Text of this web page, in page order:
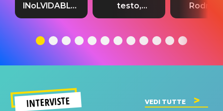
INoLVIDABLE”:
testo,
significato
testo,
traduzione e
del singolo
testo,
INTERVISTE VEDI TUTTE